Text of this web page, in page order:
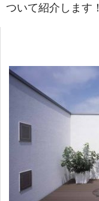
ついて紹介します！